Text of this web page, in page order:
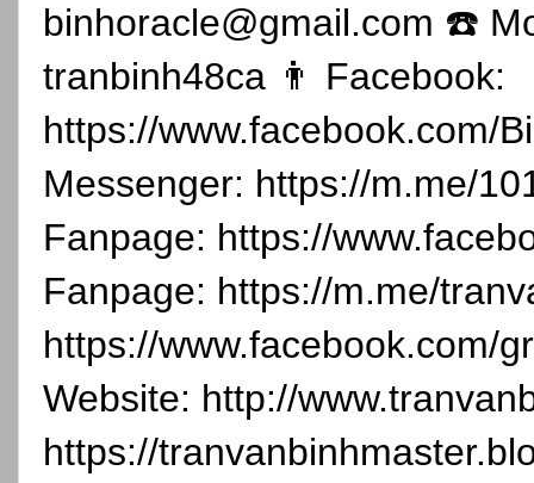
binhoracle@gmail.com ☎️
tranbinh48ca 👨 Facebook:
https://www.facebook.com/
Messenger: https://m.me/
Fanpage: https://
Fanpage: https://m.me/
https://www.facebook.com/
Website: http://
https://